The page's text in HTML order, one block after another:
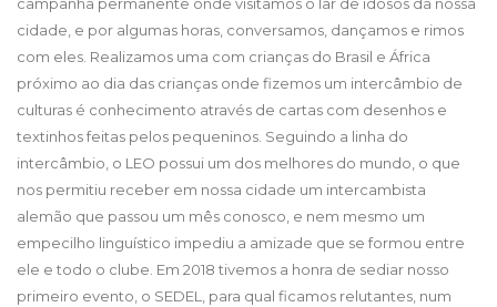
campanha permanente onde visitamos o lar de idosos da nossa
cidade, e por algumas horas, conversamos, dançamos e rimos
com eles. Realizamos uma com crianças do Brasil e África
próximo ao dia das crianças onde fizemos um intercâmbio de
culturas é conhecimento através de cartas com desenhos e
textinhos feitas pelos pequeninos. Seguindo a linha do
intercâmbio, o LEO possui um dos melhores do mundo, o que
nos permitiu receber em nossa cidade um intercambista
alemão que passou um mês conosco, e nem mesmo um
empecilho linguístico impediu a amizade que se formou entre
ele e todo o clube. Em 2018 tivemos a honra de sediar nosso
primeiro evento, o SEDEL, para qual ficamos relutantes, num